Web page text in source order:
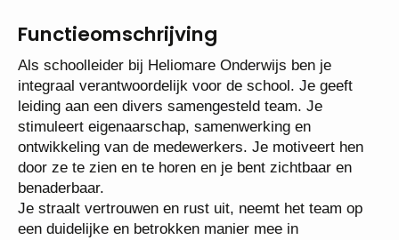
Functieomschrijving
Als schoolleider bij Heliomare Onderwijs ben je
integraal verantwoordelijk voor de school. Je geeft
leiding aan een divers samengesteld team. Je
stimuleert eigenaarschap, samenwerking en
ontwikkeling van de medewerkers. Je motiveert hen
door ze te zien en te horen en je bent zichtbaar en
benaderbaar.
Je straalt vertrouwen en rust uit, neemt het team op
een duidelijke en betrokken manier mee in